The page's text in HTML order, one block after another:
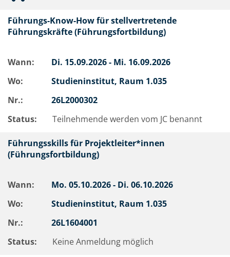
Führungs-Know-How für stellvertretende
Führungskräfte (Führungsfortbildung)
Wann: Di. 15.09.2026 - Mi. 16.09.2026
Wo:
Studieninstitut, Raum 1.035
Nr.:
26L2000302
Status:
Teilnehmende werden vom JC benannt
Führungsskills für Projektleiter*innen
(Führungsfortbildung)
Wann: Mo. 05.10.2026 - Di. 06.10.2026
Wo:
Studieninstitut, Raum 1.035
Nr.:
26L1604001
Status:
Keine Anmeldung möglich